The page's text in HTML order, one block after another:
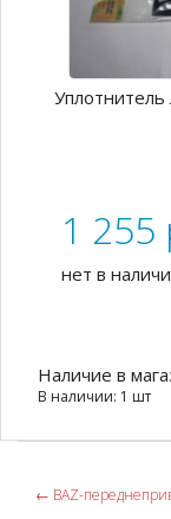
Уплотнитель
1 255
нет в
Наличие в
В наличии: 1 шт
← ВАZ-